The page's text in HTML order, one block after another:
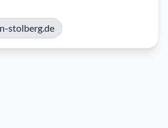
stolberg.de